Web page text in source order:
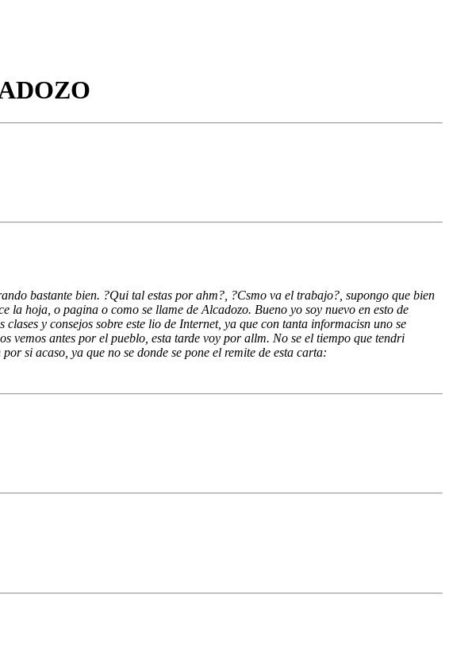
bastante bien. ?Qui tal estas por ahm?, ?Csmo va el trabajo?, supongo que bien
la hoja, o pagina o como se llame de Alcadozo. Bueno yo soy nuevo en esto de
y consejos sobre este lio de Internet, ya que con tanta informacisn uno se
vemos antes por el pueblo, esta tarde voy por allm. No se el tiempo que tendri
si acaso, ya que no se donde se pone el remite de esta carta: